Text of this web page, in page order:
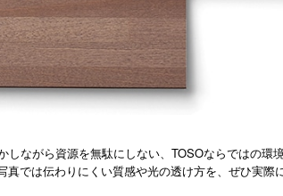
ながら資源を無駄にしない、TOSOならではの環
では伝わりにくい質感や光の透け方を、ぜひ実際